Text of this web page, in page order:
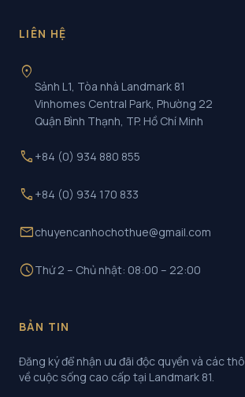
LIÊN HỆ
location_on
Sảnh L1, Tòa nhà Landmark 81
Vinhomes Central Park, Phường 22
Quận Bình Thạnh, TP. Hồ Chí Minh
call +84 (0) 934 880 855
call +84 (0) 934 170 833
mailchuyencanhochothue@gmail.com
scheduleThứ 2 – Chủ nhật: 08:00 – 22:00
BẢN TIN
Đăng ký để nhận ưu đãi độc quyền và các
về cuộc sống cao cấp tại Landmark 81.